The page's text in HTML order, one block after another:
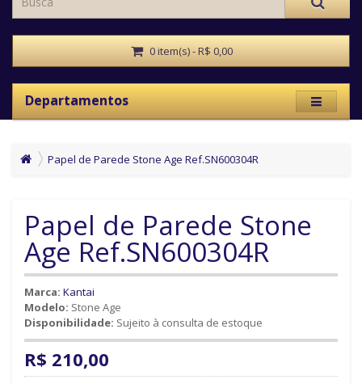
0 item(s) - R$ 0,00
Departamentos
Papel de Parede Stone Age Ref.SN600304R
Papel de Parede Stone
Age Ref.SN600304R
Marca: Kantai
Modelo: Stone Age
Disponibilidade: Sujeito à consulta de estoque
R$ 210,00